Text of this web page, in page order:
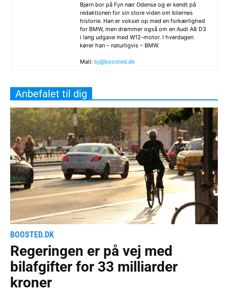
Bjørn bor på Fyn nær Odense og er kendt på
redaktionen for sin store viden om bilernes
historie. Han er vokset op med en forkærlighed
for BMW, men drømmer også om en Audi A8 D3
i lang udgave med W12-motor. I hverdagen
kører han – naturligvis – BMW.
Mail: bj@boosted.dk